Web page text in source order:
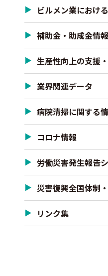
ビルメン業におけ
補助金・助成金情報
生産性向上の支援
業界関連データ
病院清掃に関する
コロナ情報
労働災害発生報告
災害復興全国体制
リンク集